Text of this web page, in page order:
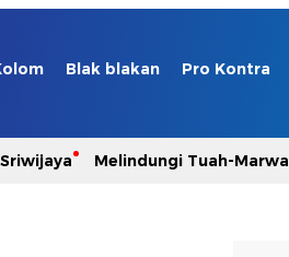
Blak blakan Pro Kontra
Melindungi Tuah-